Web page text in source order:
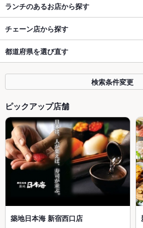
ランチのあるお店から探す
チェーン店から探す
都道府県を選び直す
検索条件変更
ピックアップ店舗
築地日本海 新宿西口店